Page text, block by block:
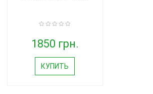
1850 грн.
КУПИТЬ